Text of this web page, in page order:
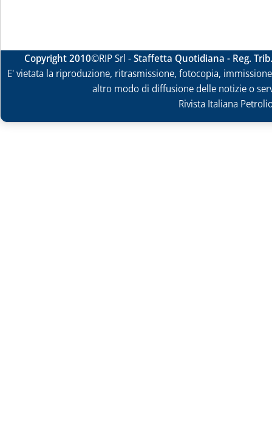
Copyright 2010©RIP Srl -Staffetta Quotidiana - Reg.
E' vietata la riproduzione, ritrasmissione, fotocopia,
altro modo di diffusione delle notizie o
Rivista Italiana